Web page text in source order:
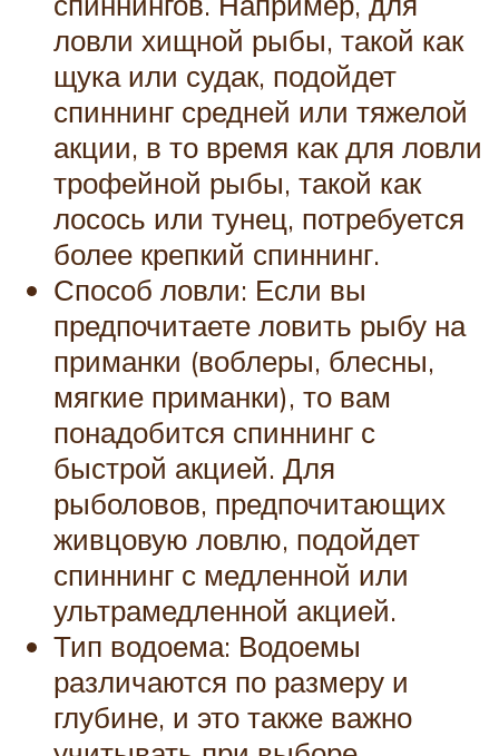
ловли хищной рыбы, такой как
щука или судак, подойдет
спиннинг средней или тяжелой
акции, в то время как для ловли
трофейной рыбы, такой как
лосось или тунец, потребуется
более крепкий спиннинг.
Способ ловли: Если вы
предпочитаете ловить рыбу на
приманки (воблеры, блесны,
мягкие приманки), то вам
понадобится спиннинг с
быстрой акцией. Для
рыболовов, предпочитающих
живцовую ловлю, подойдет
спиннинг с медленной или
ультрамедленной акцией.
Тип водоема: Водоемы
различаются по размеру и
глубине, и это также важно